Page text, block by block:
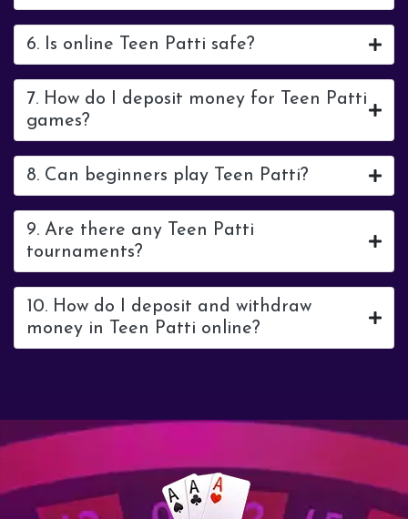
6. Is online Teen Patti safe?
7. How do I deposit money for Teen Patti
games?
8. Can beginners play Teen Patti?
9. Are there any Teen Patti
tournaments?
10. How do I deposit and withdraw
money in Teen Patti online?